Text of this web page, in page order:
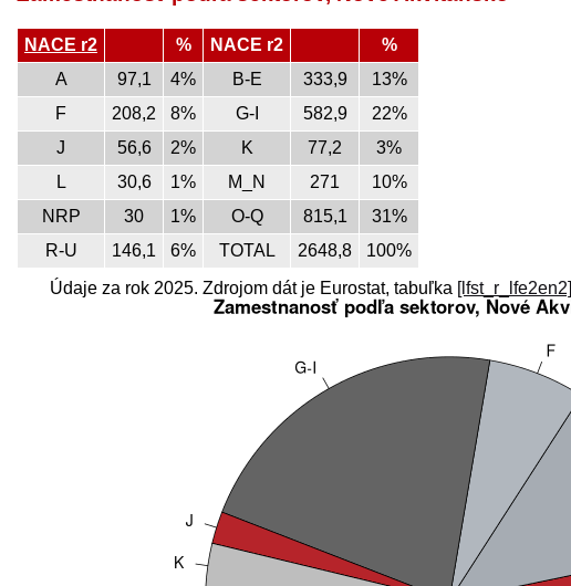
NACE r2 % NACE r2
%
A
97,1 4% B-E 333,9
13%
F
208,2 8% G-I 582,9
22%
J
56,6 2% K 77,2
3%
L
30,6 1% M_N 271
10%
NRP
30 1% O-Q 815,1
31%
R-U
146,1 6% TOTAL 2648,8
100%
Údaje za rok 2025. Zdrojom dát je Eurostat, tabuľka [lfst_r_lfe2en2]